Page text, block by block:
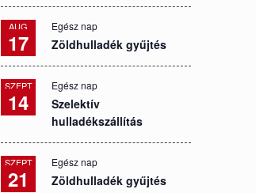
AUG
17
Egész nap
Zöldhulladék gyűjtés
SZEPT
14
Egész nap
Szelektív
hulladékszállítás
SZEPT
21
Egész nap
Zöldhulladék gyűjtés